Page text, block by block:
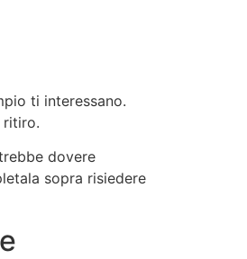
ti interessano.
dovere
sopra risiedere